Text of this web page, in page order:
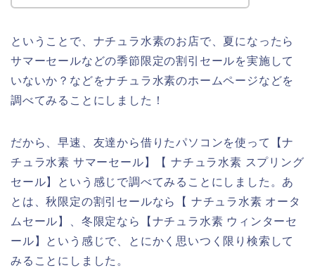
ということで、ナチュラ水素のお店で、夏になったら
サマーセールなどの季節限定の割引セールを実施して
いないか？などをナチュラ水素のホームページなどを
調べてみることにしました！
だから、早速、友達から借りたパソコンを使って【ナ
チュラ水素 サマーセール】【 ナチュラ水素 スプリング
セール】という感じで調べてみることにしました。あ
とは、秋限定の割引セールなら【 ナチュラ水素 オータ
ムセール】、冬限定なら【ナチュラ水素 ウィンターセ
ール】という感じで、とにかく思いつく限り検索して
みることにしました。